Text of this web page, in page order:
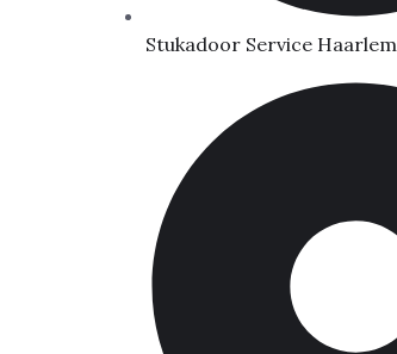
Stukadoor Service Haarlem